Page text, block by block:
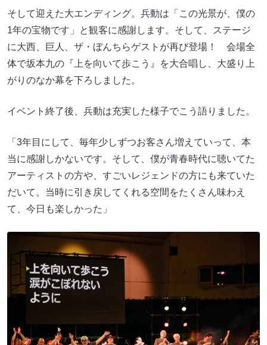
そして迎えた大エンディング。兵動は「この光景が、僕の
1年の宝物です」と観客に感謝します。そして、ステージ
に大西、巨人、ザ・ぼんちらゲストが再び登場！ 会場全
体で坂本九の『上を向いて歩こう』を大合唱し、大盛り上
がりのなか幕を下ろしました。
イベント終了後、兵動は充実した様子でこう語りました。
「3年目にして、毎年少しずつお客さん増えていって、本
当に感謝しかないです。そして、僕が青春時代に聴いてた
アーティストの方や、すごいレジェンドの方にも来ていた
だいて。当時に引き戻してくれる空間をたくさん味わえ
て、今日も楽しかった」